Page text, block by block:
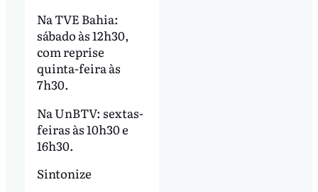
Na TVE Bahia:
sábado às 12h30,
com reprise
quinta-feira às
7h30.
Na UnBTV: sextas-
feiras às 10h30 e
16h30.
Sintonize